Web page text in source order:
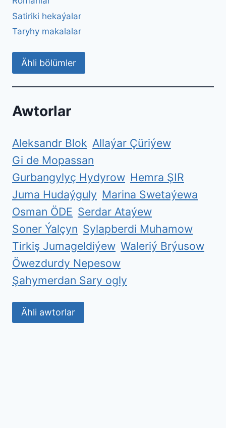
Satiriki hekaýalar
Taryhy makalalar
Ähli bölümler
Awtorlar
Aleksandr Blok Allaýar Çüriýew
Gi de Mopassan
Gurbangylyç Hydyrow Hemra ŞIR
Juma Hudaýguly Marina Swetaýewa
Osman ÖDE Serdar Ataýew
Soner Ýalçyn Sylapberdi Muhamow
Tirkiş Jumageldiýew Waleriý Brýusow
Öwezdurdy Nepesow
Şahymerdan Sary ogly
Ähli awtorlar